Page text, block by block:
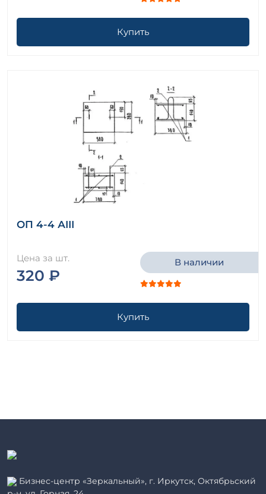
Купить
ОП 4-4 АIII
Цена за шт.
320 ₽
В наличии
Купить
Бизнес-центр «Зеркальный», г. Иркутск, Октябрьский